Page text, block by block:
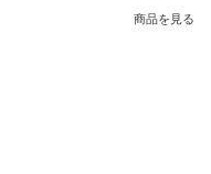
商品を見る